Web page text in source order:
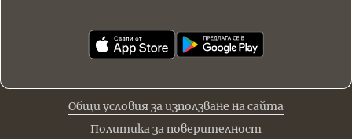
Общи условия за използване на сайта
Политика за поверителност